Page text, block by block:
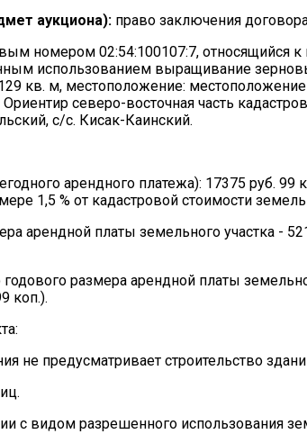
аукциона): право заключения
номером 02:54:100107:7, относящийся к
использованием выращивание
кв. м, местоположение: местоположение
северо-восточная часть
с/с. Кисак-Каинский.
арендного платежа): 17375 руб. 99
1,5 % от кадастровой стоимости
арендной платы земельного участка -
размера арендной платы
коп.).
не предусматривает строительство
с видом разрешенного использования